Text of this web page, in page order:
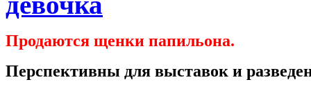
Продаются щенки папильона.
Перспективны для выставок и